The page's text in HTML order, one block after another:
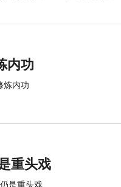
内功
炼内功
重头戏
是重头戏